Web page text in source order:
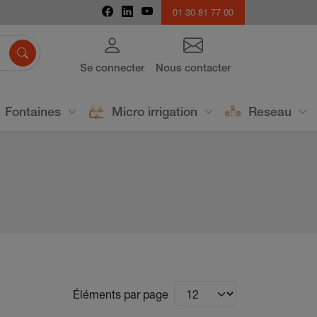
01 30 81 77 00

Se connecter Nous contacter
Fontaines Micro irrigation Reseau
Éléments par page